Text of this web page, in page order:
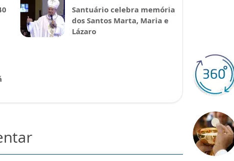
Santuário celebra memória
dos Santos Marta, Maria e
Lázaro